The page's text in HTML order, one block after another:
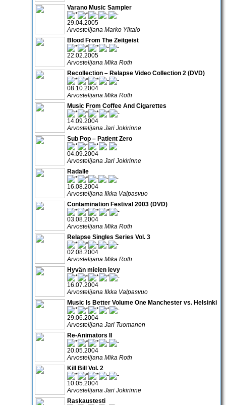
Varano Music Sampler
29.04.2005
Arvostelijana Marko Ylitalo
Blood From The Zeitgeist
22.02.2005
Arvostelijana Mika Roth
Recollection – Relapse Video Collection 2 (DVD)
08.10.2004
Arvostelijana Mika Roth
Music From Coffee And Cigarettes
14.09.2004
Arvostelijana Jari Jokirinne
Sub Pop – Patient Zero
04.09.2004
Arvostelijana Jari Jokirinne
Radalle
16.08.2004
Arvostelijana Ilkka Valpasvuo
Contamination Festival 2003 (DVD)
03.08.2004
Arvostelijana Mika Roth
Relapse Singles Series Vol. 3
02.08.2004
Arvostelijana Mika Roth
Hyvän mielen levy
16.07.2004
Arvostelijana Ilkka Valpasvuo
Music Is Better Volume One Manchester vs. Helsinki
29.06.2004
Arvostelijana Jari Tuomanen
Re-Animators II
20.05.2004
Arvostelijana Mika Roth
Kill Bill Vol. 2
10.05.2004
Arvostelijana Jari Jokirinne
Raskaustesti